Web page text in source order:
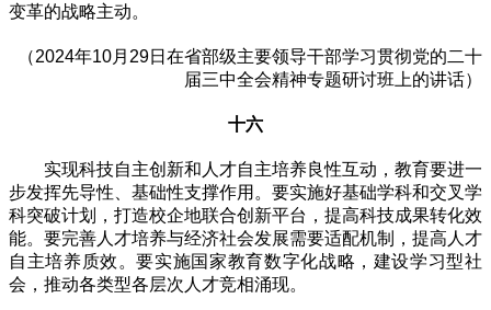
变革的战略主动。
（2024年10月29日在省部级主要领导干部学习贯彻党的二十
届三中全会精神专题研讨班上的讲话）
十六
实现科技自主创新和人才自主培养良性互动，教育要进一
步发挥先导性、基础性支撑作用。要实施好基础学科和交叉学
科突破计划，打造校企地联合创新平台，提高科技成果转化效
能。要完善人才培养与经济社会发展需要适配机制，提高人才
自主培养质效。要实施国家教育数字化战略，建设学习型社
会，推动各类型各层次人才竞相涌现。